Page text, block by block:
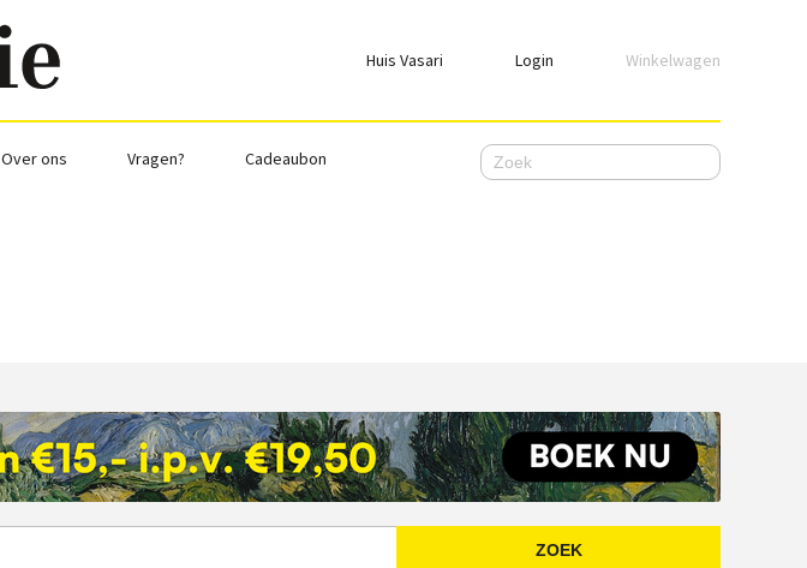
Huis Vasari Login
Login
Emailadres
Nog geen account, meld jehier aan.
Winkelwagen
Over ons Vragen? Cadeaubon
ZOEK